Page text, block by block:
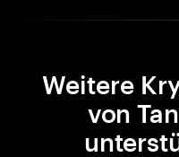
Weitere
von